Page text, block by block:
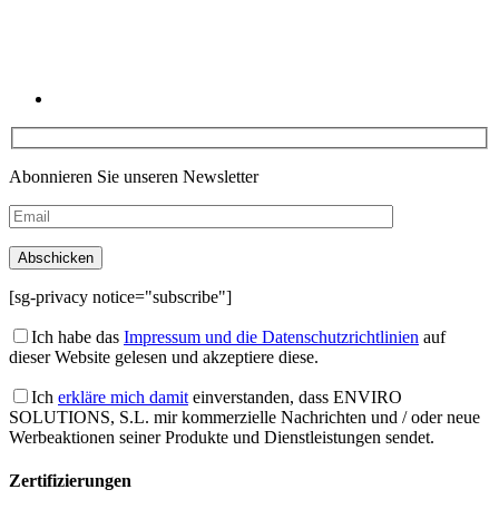
Abonnieren Sie unseren Newsletter
[sg-privacy notice="subscribe"]
Ich habe das Impressum und die Datenschutzrichtlinien auf
dieser Website gelesen und akzeptiere diese.
Ich erkläre mich damit einverstanden, dass ENVIRO
SOLUTIONS, S.L. mir kommerzielle Nachrichten und / oder neue
Werbeaktionen seiner Produkte und Dienstleistungen sendet.
Zertifizierungen